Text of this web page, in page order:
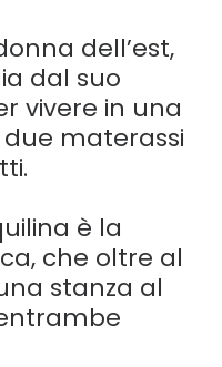
dell’est,
dal suo
vivere in una
materassi
è la
che oltre al
stanza al